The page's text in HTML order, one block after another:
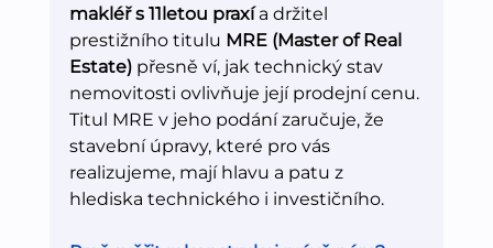
makléř s 11letou praxí a držitel
prestižního titulu MRE (Master of Real
Estate) přesně ví, jak technický stav
nemovitosti ovlivňuje její prodejní cenu.
Titul MRE v jeho podání zaručuje, že
stavební úpravy, které pro vás
realizujeme, mají hlavu a patu z
hlediska technického i investičního.